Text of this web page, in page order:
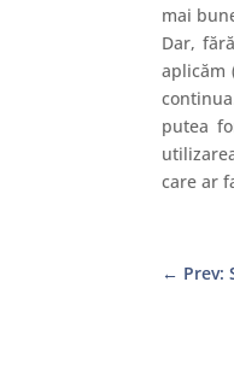
mai
Dar,
aplicăm
putea
care ar
← Prev: